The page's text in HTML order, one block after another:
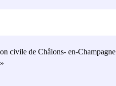
civile de Châlons- en-Champagne